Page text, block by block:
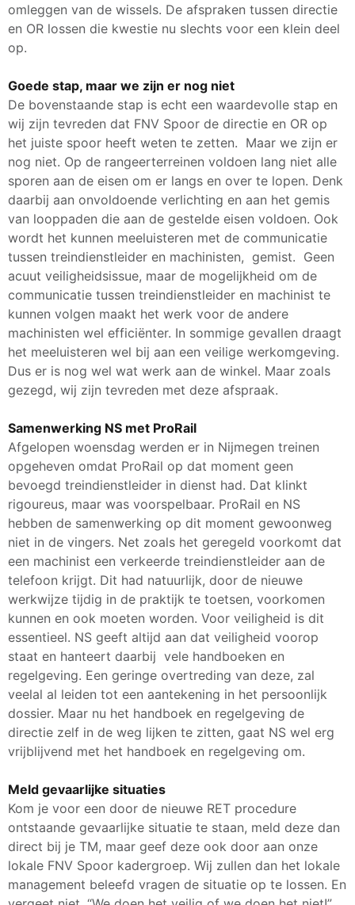
omleggen van de wissels. De afspraken tussen directie
en OR lossen die kwestie nu slechts voor een klein deel
op.
Goede stap, maar we zijn er nog niet
De bovenstaande stap is echt een waardevolle stap en
wij zijn tevreden dat FNV Spoor de directie en OR op
het juiste spoor heeft weten te zetten. Maar we zijn er
nog niet. Op de rangeerterreinen voldoen lang niet alle
sporen aan de eisen om er langs en over te lopen. Denk
daarbij aan onvoldoende verlichting en aan het gemis
van looppaden die aan de gestelde eisen voldoen. Ook
wordt het kunnen meeluisteren met de communicatie
tussen treindienstleider en machinisten, gemist. Geen
acuut veiligheidsissue, maar de mogelijkheid om de
communicatie tussen treindienstleider en machinist te
kunnen volgen maakt het werk voor de andere
machinisten wel efficiënter. In sommige gevallen draagt
het meeluisteren wel bij aan een veilige werkomgeving.
Dus er is nog wel wat werk aan de winkel. Maar zoals
gezegd, wij zijn tevreden met deze afspraak.
Samenwerking NS met ProRail
Afgelopen woensdag werden er in Nijmegen treinen
opgeheven omdat ProRail op dat moment geen
bevoegd treindienstleider in dienst had. Dat klinkt
rigoureus, maar was voorspelbaar. ProRail en NS
hebben de samenwerking op dit moment gewoonweg
niet in de vingers. Net zoals het geregeld voorkomt dat
een machinist een verkeerde treindienstleider aan de
telefoon krijgt. Dit had natuurlijk, door de nieuwe
werkwijze tijdig in de praktijk te toetsen, voorkomen
kunnen en ook moeten worden. Voor veiligheid is dit
essentieel. NS geeft altijd aan dat veiligheid voorop
staat en hanteert daarbij vele handboeken en
regelgeving. Een geringe overtreding van deze, zal
veelal al leiden tot een aantekening in het persoonlijk
dossier. Maar nu het handboek en regelgeving de
directie zelf in de weg lijken te zitten, gaat NS wel erg
vrijblijvend met het handboek en regelgeving om.
Meld gevaarlijke situaties
Kom je voor een door de nieuwe RET procedure
ontstaande gevaarlijke situatie te staan, meld deze dan
direct bij je TM, maar geef deze ook door aan onze
lokale FNV Spoor kadergroep. Wij zullen dan het lokale
management beleefd vragen de situatie op te lossen. En